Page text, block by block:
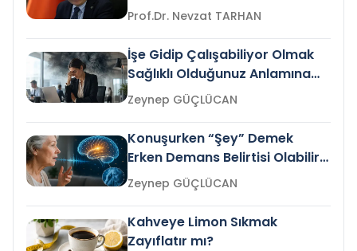
Prof.Dr. Nevzat TARHAN
İşe Gidip Çalışabiliyor Olmak
Sağlıklı Olduğunuz Anlamına
Gelir mi?Zeynep GÜÇLÜCAN
Konuşurken “Şey” Demek
Erken Demans Belirtisi Olabilir
mi?
Zeynep GÜÇLÜCAN
Kahveye Limon Sıkmak
Zayıflatır mı?